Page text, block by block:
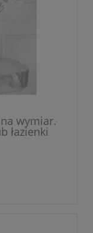
wymiar.
łazienki